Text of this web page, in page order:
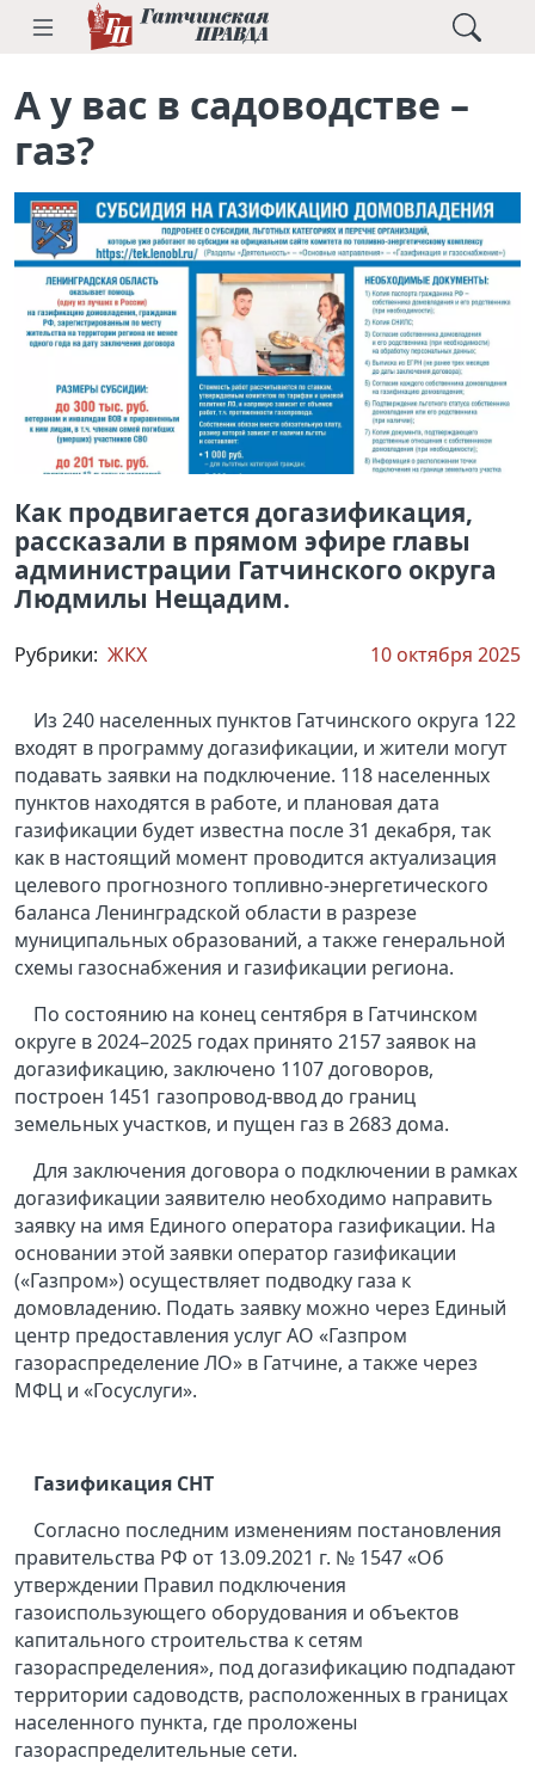
А у вас в садоводстве –
газ?
Как продвигается догазификация,
рассказали в прямом эфире главы
администрации Гатчинского округа
Людмилы Нещадим.
Рубрики: ЖКХ 10 октября 2025
Из 240 населенных пунктов Гатчинского округа 122
входят в программу догазификации, и жители могут
подавать заявки на подключение. 118 населенных
пунктов находятся в работе, и плановая дата
газификации будет известна после 31 декабря, так
как в настоящий момент проводится актуализация
целевого прогнозного топливно-энергетического
баланса Ленинградской области в разрезе
муниципальных образований, а также генеральной
схемы газоснабжения и газификации региона.
По состоянию на конец сентября в Гатчинском
округе в 2024–2025 годах принято 2157 заявок на
догазификацию, заключено 1107 договоров,
построен 1451 газопровод-ввод до границ
земельных участков, и пущен газ в 2683 дома.
Для заключения договора о подключении в рамках
догазификации заявителю необходимо направить
заявку на имя Единого оператора газификации. На
основании этой заявки оператор газификации
(«Газпром») осуществляет подводку газа к
домовладению. Подать заявку можно через Единый
центр предоставления услуг АО «Газпром
газораспределение ЛО» в Гатчине, а также через
МФЦ и «Госуслуги».
Газификация СНТ
Согласно последним изменениям постановления
правительства РФ от 13.09.2021 г. № 1547 «Об
утверждении Правил подключения
газоиспользующего оборудования и объектов
капитального строительства к сетям
газораспределения», под догазификацию подпадают
территории садоводств, расположенных в границах
населенного пункта, где проложены
газораспределительные сети.